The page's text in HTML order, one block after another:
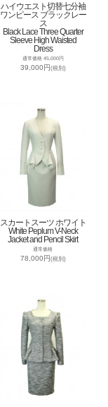
ハイウエスト切替七分袖
ワンピース ブラックレー
ス
Black Lace Three Quarter
Sleeve High Waisted
Dress
通常価格 45,000円
39,000円(税別)
スカートスーツ ホワイト
White Peplum V-Neck
Jacket and Pencil Skirt
通常価格
78,000円(税別)